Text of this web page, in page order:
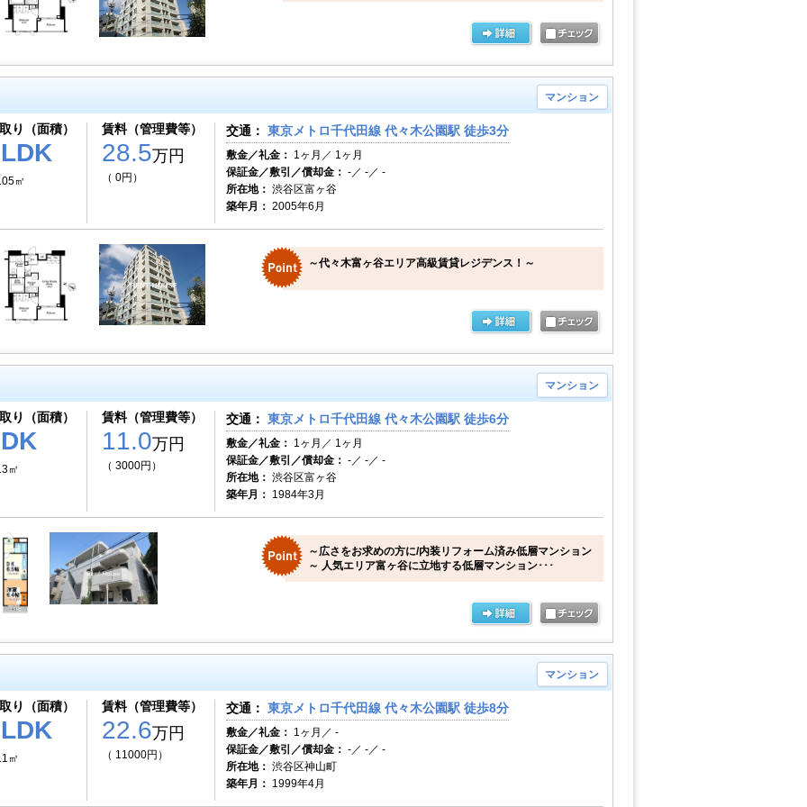
マンション
り（面積）
㎡
賃料（管理費等）
28.5万円
（ 0円）
交通： 東京メトロ千代田線 代々木公園駅 徒歩3分
敷金／礼金： 1ヶ月／ 1ヶ月
保証金／敷引／償却金： -／ -／ -
所在地： 渋谷区富ヶ谷
築年月： 2005年6月
～代々木富ヶ谷エリア高級賃貸レジデンス！～
マンション
り（面積）
㎡
賃料（管理費等）
11.0万円
（ 3000円）
交通： 東京メトロ千代田線 代々木公園駅 徒歩6分
敷金／礼金： 1ヶ月／ 1ヶ月
保証金／敷引／償却金： -／ -／ -
所在地： 渋谷区富ヶ谷
築年月： 1984年3月
～広さをお求めの方に/内装リフォーム済み低層マンション
～ 人気エリア富ヶ谷に立地する低層マンション･･･
マンション
り（面積）
㎡
賃料（管理費等）
22.6万円
（ 11000円）
交通： 東京メトロ千代田線 代々木公園駅 徒歩8分
敷金／礼金： 1ヶ月／ -
保証金／敷引／償却金： -／ -／ -
所在地： 渋谷区神山町
築年月： 1999年4月